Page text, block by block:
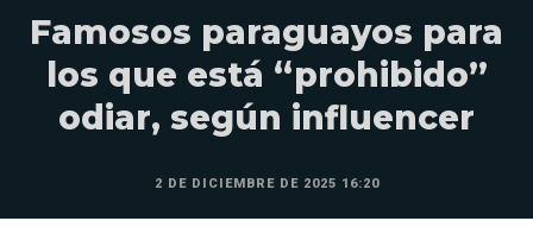
Famosos paraguayos para
los que está “prohibido”
odiar, según influencer
2 DE DICIEMBRE DE 2025 16:20